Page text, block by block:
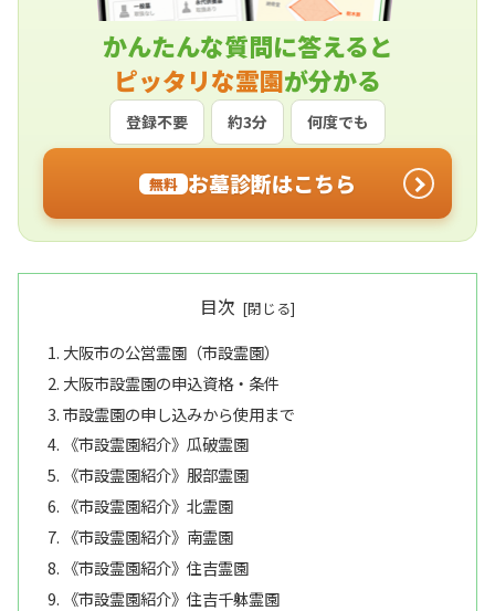
かんたんな質問に答えると
ピッタリな霊園が分かる
登録不要 約3分 何度でも
無料 お墓診断はこちら
目次
大阪市の公営霊園（市設霊園）
大阪市設霊園の申込資格・条件
市設霊園の申し込みから使用まで
《市設霊園紹介》瓜破霊園
《市設霊園紹介》服部霊園
《市設霊園紹介》北霊園
《市設霊園紹介》南霊園
《市設霊園紹介》住吉霊園
《市設霊園紹介》住吉千躰霊園